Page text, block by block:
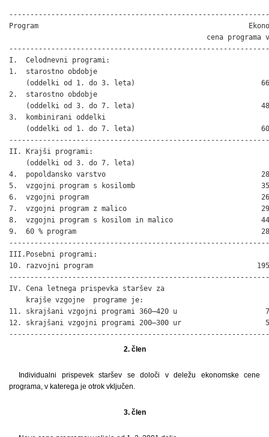
Program
cena programa
I.  Celodnevni programi:
1.  starostno obdobje
(oddelki od 1. do 3. leta)
2.  starostno obdobje
(oddelki od 3. do 7. leta)
3.  kombinirani oddelki
(oddelki od 1. do 7. leta)
II. Krajši programi:
    (oddelki od 3. do 7. leta)
4.  popoldansko varstvo
5.  vzgojni program s kosilomb
6.  vzgojni program
7.  vzgojni program z malico
8.  vzgojni program s kosilom in malico
9.  60 % program
III.Posebni programi:
10. razvojni program
IV. Cena letnega prispevka staršev za
    krajše vzgojne  programe je:
11. skrajšani vzgojni programi 360–420 u
12. skrajšani vzgojni programi 200–300 ur
2. člen
Individualni prispevek staršev se določi v deležu ekonomske cene
programa, v katerega je otrok vključen.
3. člen